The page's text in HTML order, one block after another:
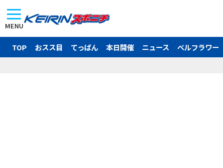
MENU
TOP おスス目 てっぱん 本日開催 ニュース ベルフラワー